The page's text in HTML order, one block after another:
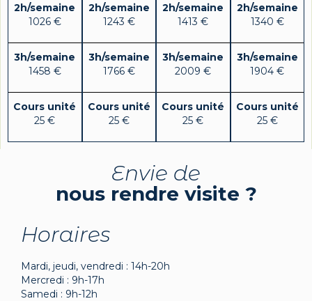
2h/semaine
1026 €
3h/semaine
1458 €
Cours unité
25 €
2h/semaine
1243 €
3h/semaine
1766 €
Cours unité
25 €
2h/semaine
1413 €
3h/semaine
2009 €
Cours unité
25 €
2h/semaine
1340 €
3h/semaine
1904 €
Cours unité
25 €
Envie de
nous rendre visite ?
Horaires
Mardi, jeudi, vendredi : 14h-20h
Mercredi : 9h-17h
Samedi : 9h-12h